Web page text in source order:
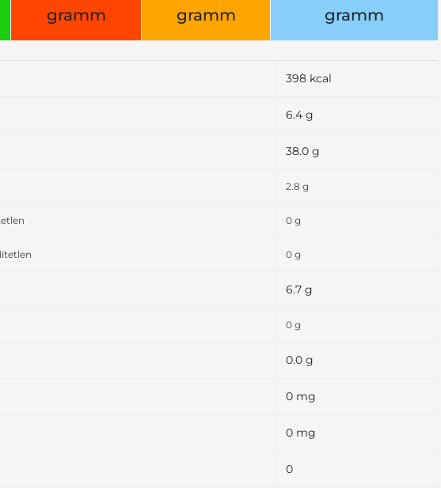
gramm gramm gramm
398 kcal
6.4 g
38.0 g
2.8 g
0 g
0 g
6.7 g
0 g
0.0 g
0 mg
0 mg
0